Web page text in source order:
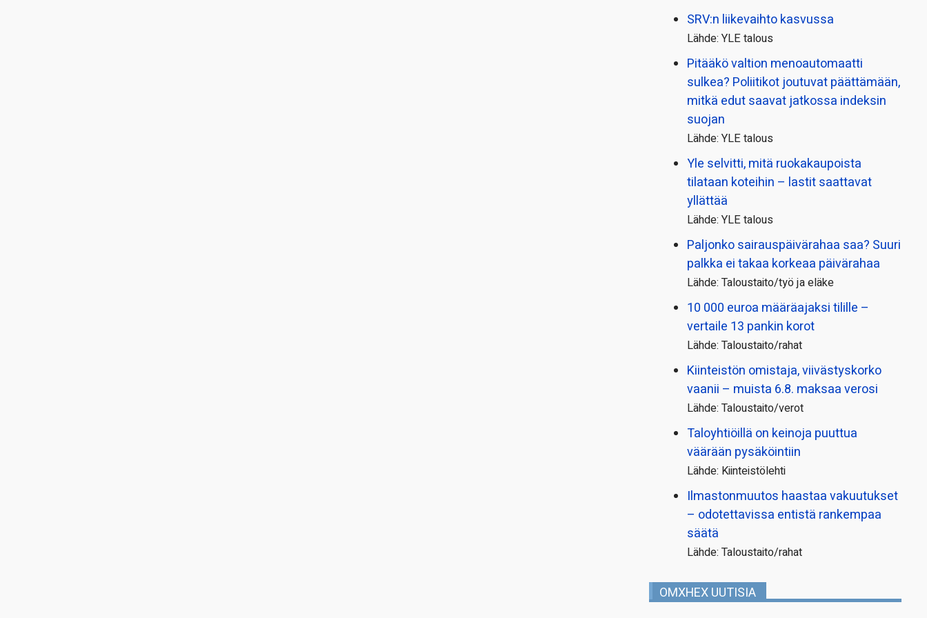
SRV:n liikevaihto kasvussa
Lähde: YLE talous
Pitääkö valtion menoautomaatti
sulkea? Poliitikot joutuvat päättämään,
mitkä edut saavat jatkossa indeksin
suojan
Lähde: YLE talous
Yle selvitti, mitä ruokakaupoista
tilataan koteihin – lastit saattavat
yllättää
Lähde: YLE talous
Paljonko sairauspäivä­rahaa saa? Suuri
palkka ei takaa korkeaa päivärahaa
Lähde: Taloustaito/työ ja eläke
10 000 euroa määräajaksi tilille –
vertaile 13 pankin korot
Lähde: Taloustaito/rahat
Kiinteistön omistaja, viivästyskorko
vaanii – muista 6.8. maksaa verosi
Lähde: Taloustaito/verot
Taloyhtiöillä on keinoja puuttua
väärään pysäköintiin
Lähde: Kiinteistölehti
Ilmastonmuutos haastaa vakuutukset
– odotettavissa entistä rankempaa
säätä
Lähde: Taloustaito/rahat
OMXHEX UUTISIA